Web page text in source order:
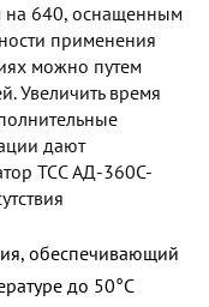
на 640, оснащенным
применения
можно путем
Увеличить время
дают
TCC АД-360С-
обеспечивающий
до 50°С